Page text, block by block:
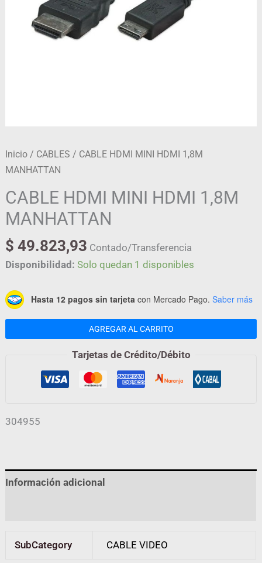
Inicio / CABLES / CABLE HDMI MINI HDMI 1,8M
MANHATTAN
CABLE HDMI MINI HDMI 1,8M
MANHATTAN
$ 49.823,93 Contado/Transferencia
Disponibilidad: Solo quedan 1 disponibles
Hasta 12 pagos sin tarjeta con Mercado Pago. Saber más
AGREGAR AL CARRITO
Tarjetas de Crédito/Débito
304955
Información adicional
SubCategory CABLE VIDEO